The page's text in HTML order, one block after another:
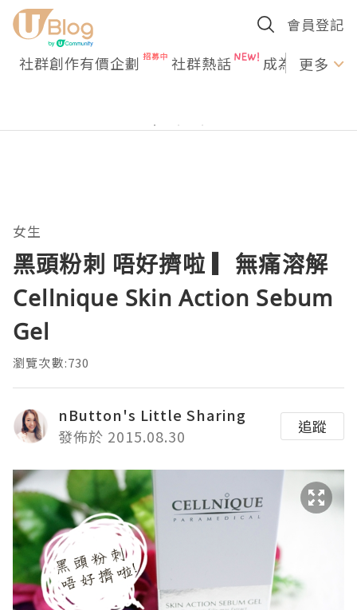
會員登記
社群創作有價企劃 社群熱話 成為U更多
女生
黑頭粉刺 唔好擠啦 ▎無痛溶解
Cellnique Skin Action Sebum
Gel
瀏覽次數:730
nButton's Little Sharing
發佈於 2015.08.30
追蹤